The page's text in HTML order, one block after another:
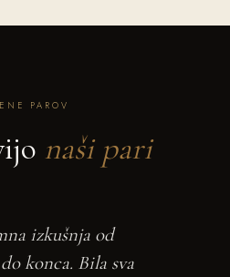
PAROV
naši pari
izkušnja od
konca. Bila sva